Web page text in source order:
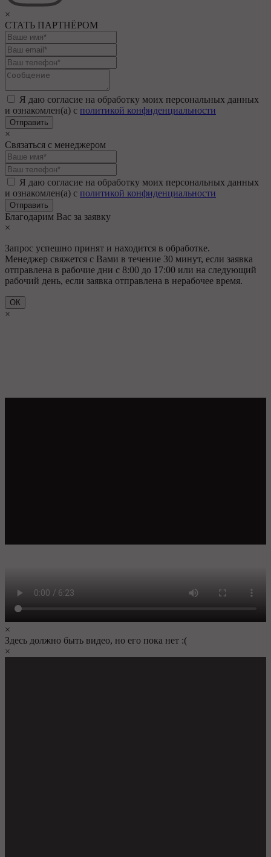
×
СТАТЬ ПАРТНЁРОМ
Я даю согласие на обработку моих персональных данных
и ознакомлен(а) с политикой конфиденциальности
×
Связаться с менеджером
Я даю согласие на обработку моих персональных данных
и ознакомлен(а) с политикой конфиденциальности
Благодарим Вас за заявку
×
Запрос успешно принят и находится в обработке.
Менеджер свяжется с Вами в течение 30 минут, если заявка
отправлена в рабочие дни с 8:00 до 17:00 или на следующий
рабочий день, если заявка отправлена в нерабочее время.
ОК
×
×
Здесь должно быть видео, но его пока нет :(
×